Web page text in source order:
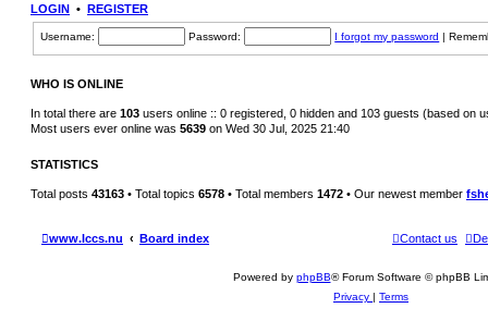
s
t
l
t
o
s
t
LOGIN • REGISTER
Username: Password: I forgot my password
WHO IS ONLINE
In total there are 103 users online :: 0 registered, 0 hidden and 103 guests (based on
Most users ever online was 5639 on Wed 30 Jul, 2025 21:40
STATISTICS
Total posts 43163 • Total topics 6578 • Total members 1472 • Our newest member
www.lccs.nu Board index Contact us
Powered by phpBB® Forum Software © phpBB
Privacy
Terms